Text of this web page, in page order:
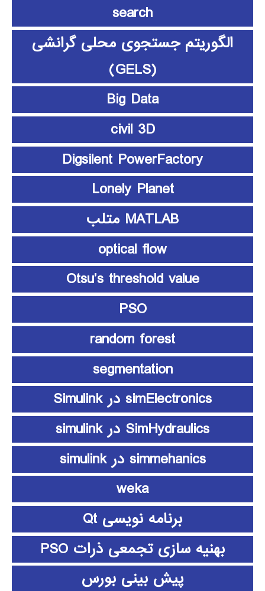
search
الگوریتم جستجوی محلی گرانشی
(GELS)
Big Data
civil 3D
Digsilent PowerFactory
Lonely Planet
MATLAB متلب
optical flow
Otsu’s threshold value
PSO
random forest
segmentation
simElectronics در Simulink
SimHydraulics در simulink
simmehanics در simulink
weka
برنامه نویسی Qt
بهنیه سازی تجمعی ذرات PSO
پیش بینی بورس